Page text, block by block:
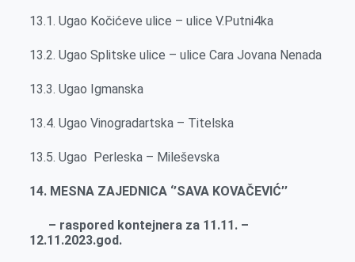
13.1. Ugao Kočićeve ulice – ulice V.Putni4ka
13.2. Ugao Splitske ulice – ulice Cara Jovana Nenada
13.3. Ugao Igmanska
13.4. Ugao Vinogradartska – Titelska
13.5. Ugao Perleska – Mileševska
14. MESNA ZAJEDNICA ‘’SAVA KOVAČEVIĆ’’
– raspored kontejnera za 11.11. –
12.11.2023.god.